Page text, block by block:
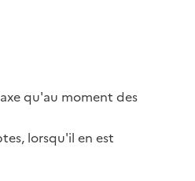
qu'au moment des
lorsqu'il en est